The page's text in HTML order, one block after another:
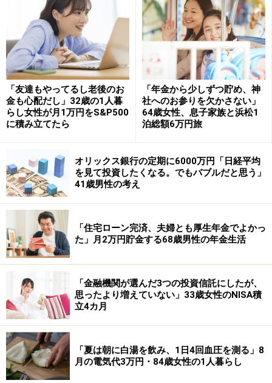
ないという67歳男性。
年間240万円の投資上限額をeMAXIS Slim 全世界株式
（オール・カントリー）の購入に充てる予定だったが、
「1月に急に上がってしまったので、買い時を逃してし
まった」とのこと。
「日経平均が4万円の大台を超えたところで調整がある
と思うので、下がったところで、80万円ずつ3回に分け
て買いたい」と計画していると言います。
「つみたて投資枠もオルカン一択」
いっぽう、つみたて投資枠では全世界株式（オール・カ
ントリー）に「月10万円」の積み立てを開始済み。
「（年間投資枠の）120万円はすべて貯金に近いものと
考えているので、eMAXIS Slim 全世界株式（オール・カ
ントリー）一択。信奉している故・山崎元氏（経済評論
家）の本のアドバイスのように、ほったらかしにして必
要な時に解約するつもり」とのこと。
旧NISAでも同様に全世界株式（オール・カントリー）に
「友達もやってるし老後のお
金も心配だし」32歳の1人暮
らし女性が月1万円をS&P500
に積み立てたら
「年金から少しずつ貯め、神
社へのお参りを欠かさない」
64歳女性、息子家族と浜松1
泊総額6万円旅
オリックス銀行の定期に6000万円「日経平均
を見て投資したくなる。でもバブルだと思う」
41歳男性の考え
「住宅ローン完済、夫婦とも厚生年金でよかっ
た」月2万円貯金する68歳男性の年金生活
「金融機関が選んだ3つの投資信託にしたが、
思ったより増えていない」33歳女性のNISA積
立4カ月
「夏は朝に白湯を飲み、1日4回血圧を測る」8
月の電気代3万円・84歳女性の1人暮らし